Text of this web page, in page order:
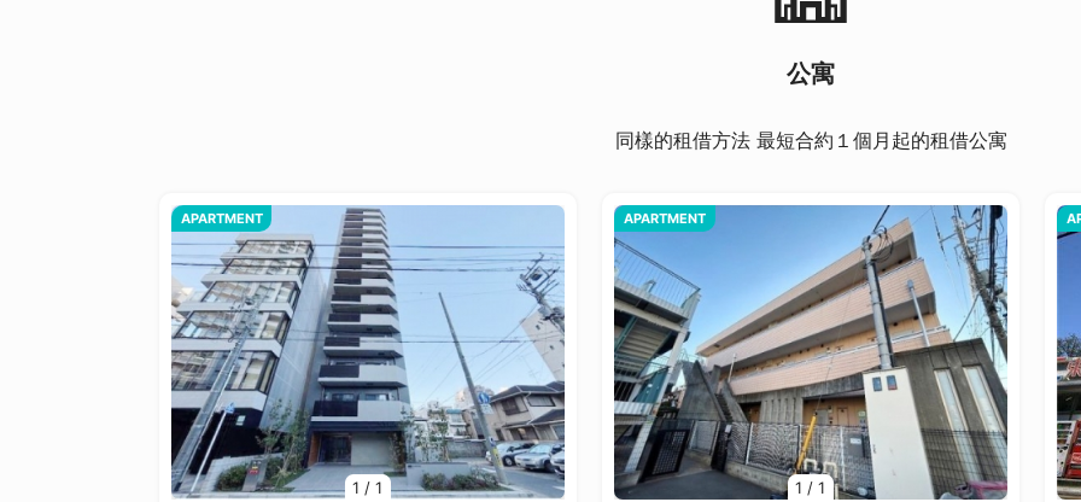
公寓
同樣的租借方法 最短合約１個月起的租借公寓
1 /1
APARTMENT
1 /1
APARTMENT